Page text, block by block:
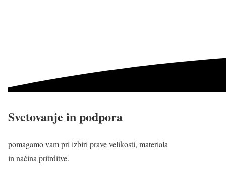
Svetovanje in podpora
pomagamo vam pri izbiri prave velikosti, materiala
in načina pritrditve.